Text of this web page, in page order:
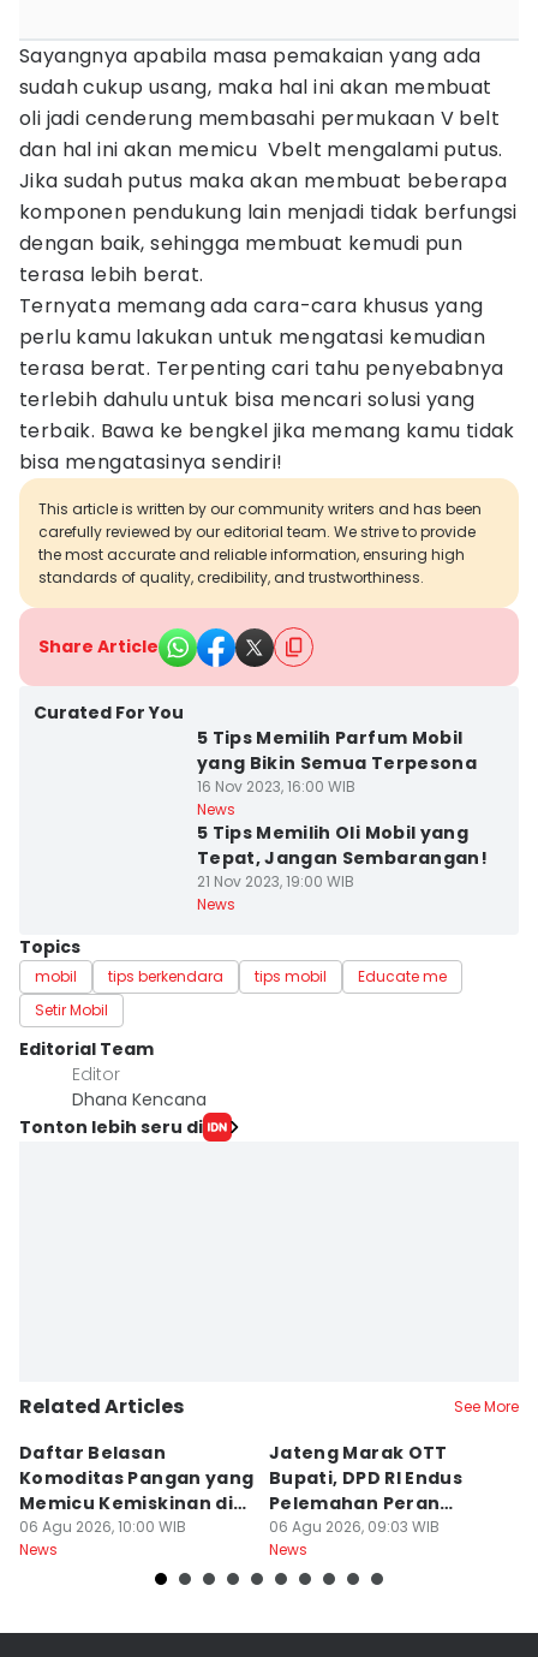
Sayangnya apabila masa pemakaian yang ada
sudah cukup usang, maka hal ini akan membuat
oli jadi cenderung membasahi permukaan V belt
dan hal ini akan memicu Vbelt mengalami putus.
Jika sudah putus maka akan membuat beberapa
komponen pendukung lain menjadi tidak berfungsi
dengan baik, sehingga membuat kemudi pun
terasa lebih berat.
Ternyata memang ada cara-cara khusus yang
perlu kamu lakukan untuk mengatasi kemudian
terasa berat. Terpenting cari tahu penyebabnya
terlebih dahulu untuk bisa mencari solusi yang
terbaik. Bawa ke bengkel jika memang kamu tidak
bisa mengatasinya sendiri!
This article is written by our community writers and has been
carefully reviewed by our editorial team. We strive to provide
the most accurate and reliable information, ensuring high
standards of quality, credibility, and trustworthiness.
Share Article
Curated For You
5 Tips Memilih Parfum Mobil
yang Bikin Semua Terpesona
16 Nov 2023, 16:00 WIB
News
5 Tips Memilih Oli Mobil yang
Tepat, Jangan Sembarangan!
21 Nov 2023, 19:00 WIB
News
Topics
mobil tips berkendara tips mobil
Educate me
Setir Mobil
Editorial Team
Editor
Dhana Kencana
Tonton lebih seru di
Related Articles See More
Daftar Belasan
Komoditas Pangan yang
Memicu Kemiskinan di
Jawa Tengah
06 Agu 2026, 10:00 WIB
News
Jateng Marak OTT
Bupati, DPD RI Endus
Pelemahan Peran
Inspektorat
06 Agu 2026, 09:03 WIB
News